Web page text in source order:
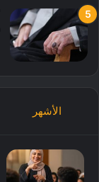
الأشهر